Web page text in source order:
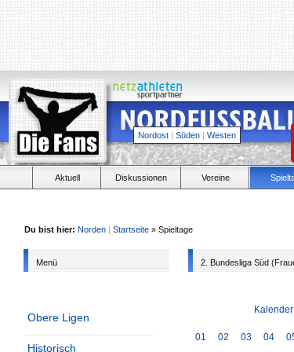
Nordost | Süden | Westen
Aktuell Diskussionen Vereine
Du bist hier: Norden | Startseite » Spieltage
Menü
Obere Ligen
Historisch
2. Bundesliga Süd
Kalender
01 02 03 04